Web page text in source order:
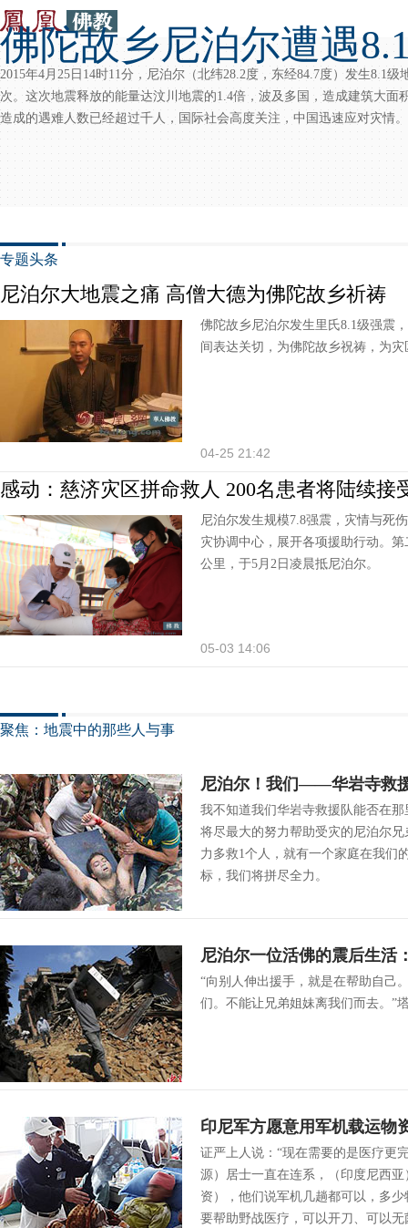
佛陀故乡尼泊尔遭遇
2015年4月25日14时11分，尼泊尔（北纬28.2度，东经84.7度）发生8.1
次。这次地震释放的能量达汶川地震的1.4倍，波及多国，造成建筑大面
造成的遇难人数已经超过千人，国际社会高度关注，中国迅速应对灾情。
专题头条
尼泊尔大地震之痛 高僧大德为佛陀故乡祈祷
佛陀故乡尼泊尔发生里氏8.1级强震
间表达关切，为佛陀故乡祝祷，为
04-25 21:42
感动：慈济灾区拼命救人 200名患者将陆续接
尼泊尔发生规模7.8强震，灾情与死
灾协调中心，展开各项援助行动。
公里，于5月2日凌晨抵尼泊尔。
05-03 14:06
聚焦：地震中的那些人与事
尼泊尔！我们——华岩寺救
我不知道我们华岩寺救援队能否在
将尽最大的努力帮助受灾的尼泊尔
力多救1个人，就有一个家庭在我们
标，我们将拼尽全力。
尼泊尔一位活佛的震后生活
“向别人伸出援手，就是在帮助自己
们。不能让兄弟姐妹离我们而去。”
印尼军方愿意用军机载运物
证严上人说：“现在需要的是医疗更
源）居士一直在连系，（印度尼西
资），他们说军机几趟都可以，多
要帮助野战医疗，可以开刀、可以